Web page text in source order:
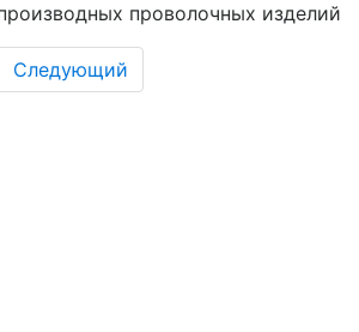
проволочных изделий
Следующий